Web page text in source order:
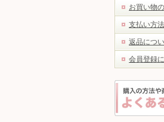
お買い物
支払い方
返品につ
会員登録